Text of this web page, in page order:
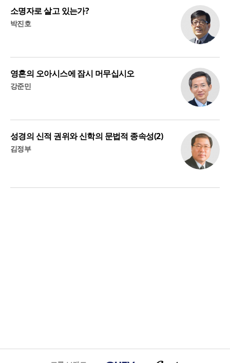
소명자로 살고 있는가?
박진호
영혼의 오아시스에 잠시 머무십시오
강준민
성경의 신적 권위와 신학의 문법적 종속성(2)
김정부